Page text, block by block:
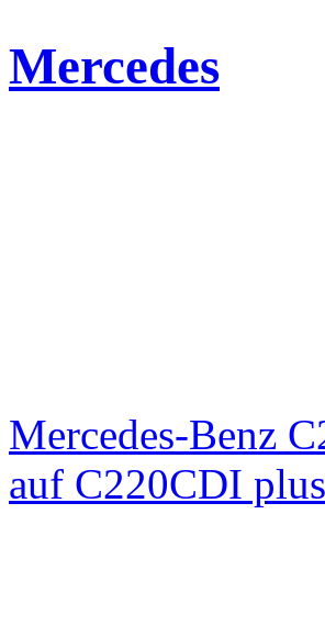
Mercedes
Mercedes-Benz
auf C220CDI